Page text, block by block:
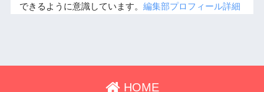
できるように意識しています。 編集部プロフィール詳細
HOME